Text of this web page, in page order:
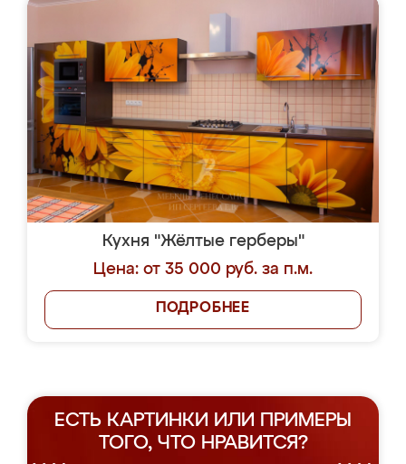
Кухня "Жёлтые герберы"
Цена: от 35 000 руб. за п.м.
ПОДРОБНЕЕ
ЕСТЬ КАРТИНКИ ИЛИ ПРИМЕРЫ
ТОГО, ЧТО НРАВИТСЯ?